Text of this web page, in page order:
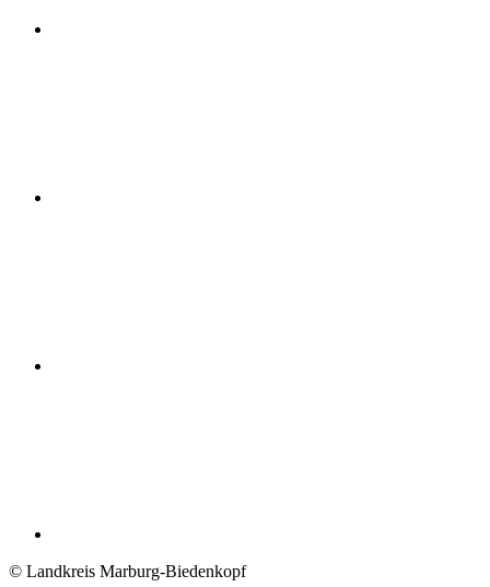
© Landkreis Marburg-Biedenkopf